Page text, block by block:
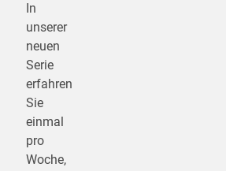
In
unserer
neuen
Serie
erfahren
Sie
einmal
pro
Woche,